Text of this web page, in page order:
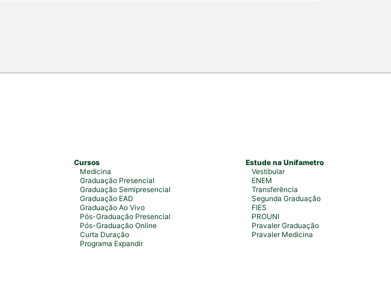
Cursos
Medicina
Graduação Presencial
Graduação Semipresencial
Graduação EAD
Graduação Ao Vivo
Pós-Graduação Presencial
Pós-Graduação Online
Curta Duração
Programa Expandir
Estude na Unifametro
Vestibular
ENEM
Transferência
Segunda Graduação
FIES
PROUNI
Pravaler Graduação
Pravaler Medicina